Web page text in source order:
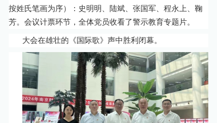
按姓氏笔画为序）：史明明、陆斌、张国军、程永上、鞠
芳。会议计票环节，全体党员收看了警示教育专题片。
大会在雄壮的《国际歌》声中胜利闭幕。